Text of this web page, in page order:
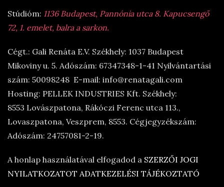
Stúdióm: 1136 Budapest, Pannónia utca 8. Kapucsengő
72, 1. emelet, balra a sarkon.
Cégt.: Gali Renáta E.V. Székhely: 1037 Budapest
Mikoviny u. 5. Adószám: 67347348-1-41 Nyilvántartási
szám: 50098248 E-mail: info@renatagali.com
Hosting: PELLEK INDUSTRIES Kft. Székhely:
8553 Lovászpatona, Rákóczi Ferenc utca 113.,
Lovaszpatona, Veszprem, 8553. Cégjegyzékszám:
Adószám: 24757081-2-19.
A honlap használatával elfogadod a SZERZŐI JOGI
NYILATKOZATOT ADATKEZELÉSI TÁJÉKOZTATÓ